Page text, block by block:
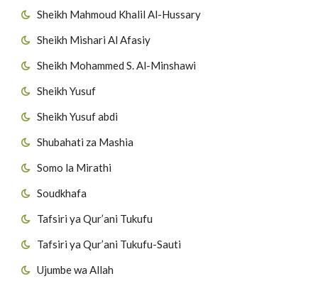
Sheikh Mahmoud Khalil Al-Hussary
Sheikh Mishari Al Afasiy
Sheikh Mohammed S. Al-Minshawi
Sheikh Yusuf
Sheikh Yusuf abdi
Shubahati za Mashia
Somo la Mirathi
Soudkhafa
Tafsiri ya Qur’ani Tukufu
Tafsiri ya Qur’ani Tukufu-Sauti
Ujumbe wa Allah